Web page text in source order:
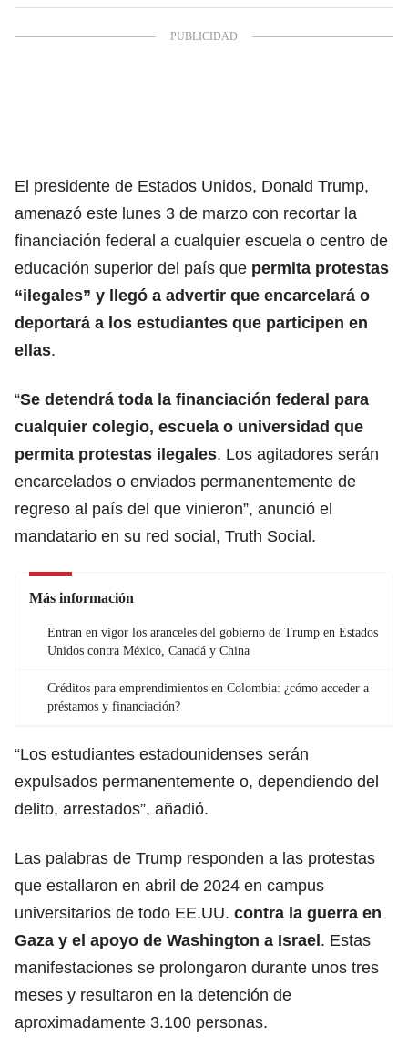
El presidente de Estados Unidos, Donald Trump,
amenazó este lunes 3 de marzo con recortar la
financiación federal a cualquier escuela o centro de
educación superior del país que permita protestas
“ilegales” y llegó a advertir que encarcelará o
deportará a los estudiantes que participen en
ellas.
“Se detendrá toda la financiación federal para
cualquier colegio, escuela o universidad que
permita protestas ilegales. Los agitadores serán
encarcelados o enviados permanentemente de
regreso al país del que vinieron”, anunció el
mandatario en su red social, Truth Social.
Más información
Entran en vigor los aranceles del gobierno de Trump en Estados
Unidos contra México, Canadá y China
Créditos para emprendimientos en Colombia: ¿cómo acceder a
préstamos y financiación?
“Los estudiantes estadounidenses serán
expulsados permanentemente o, dependiendo del
delito, arrestados”, añadió.
Las palabras de Trump responden a las protestas
que estallaron en abril de 2024 en campus
universitarios de todo EE.UU. contra la guerra en
Gaza y el apoyo de Washington a Israel. Estas
manifestaciones se prolongaron durante unos tres
meses y resultaron en la detención de
aproximadamente 3.100 personas.